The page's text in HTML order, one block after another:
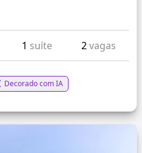
1 suíte 2vagas
Decorado com IA